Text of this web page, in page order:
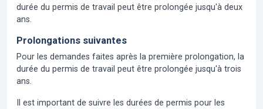
durée du permis de travail peut être prolongée jusqu'à deux
ans.
Prolongations suivantes
Pour les demandes faites après la première prolongation, la
durée du permis de travail peut être prolongée jusqu'à trois
ans.
Il est important de suivre les durées de permis pour les